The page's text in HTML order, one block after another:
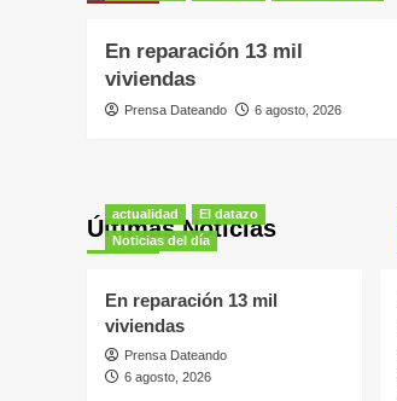
En reparación 13 mil
viviendas
Prensa Dateando 6 agosto, 2026
Últimas Noticias
actualidad
El datazo
Noticias del día
En reparación 13 mil
viviendas
Prensa Dateando
6 agosto, 2026